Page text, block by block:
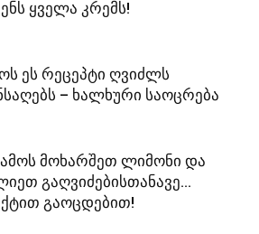
ყველა კრემს!
ეს რეცეპტი ღვიძლს
– ხალხური საოცრება
მოხარშეთ ლიმონი და
გაღვიძებისთანავე…
გაოცდებით!